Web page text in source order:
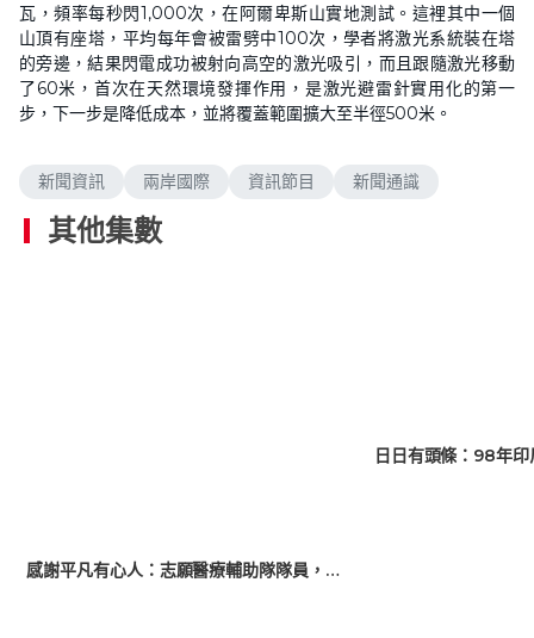
瓦，頻率每秒閃1,000次，在阿爾卑斯山實地測試。這裡其中一個
山頂有座塔，平均每年會被雷劈中100次，學者將激光系統裝在塔
的旁邊，結果閃電成功被射向高空的激光吸引，而且跟隨激光移動
了60米，首次在天然環境發揮作用，是激光避雷針實用化的第一
步，下一步是降低成本，並將覆蓋範圍擴大至半徑500米。
新聞資訊 兩岸國際 資訊節目 新聞通識
其他集數
【小事大意義】感謝平凡有心人：志願醫療輔助隊隊員，默默走上前線抗疫
日日有頭條：98年